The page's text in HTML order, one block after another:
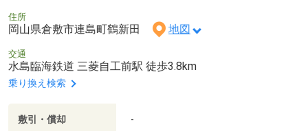
住所
岡山県倉敷市連島町鶴新田 地図
交通
水島臨海鉄道 三菱自工前駅 徒歩3.8km
乗り換え検索
敷引・償却 -